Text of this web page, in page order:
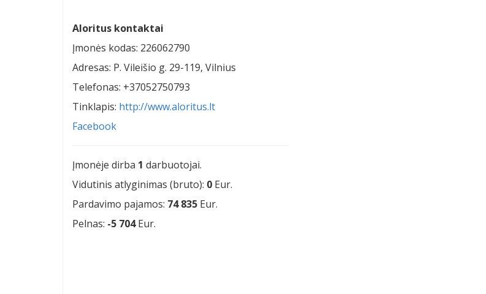
Aloritus kontaktai
Įmonės kodas: 226062790
Adresas: P. Vileišio g. 29-119, Vilnius
Telefonas: +37052750793
Tinklapis: http://www.aloritus.lt
Facebook
Įmonėje dirba 1 darbuotojai.
Vidutinis atlyginimas (bruto): 0 Eur.
Pardavimo pajamos: 74 835 Eur.
Pelnas: -5 704Eur.